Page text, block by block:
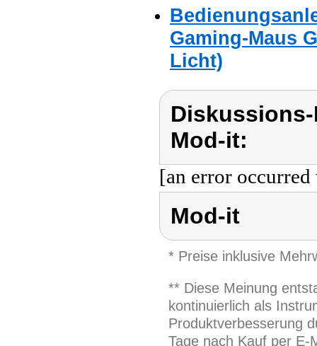
Gaming-Maus
Licht)
Mod-it:
[an error
Mod-it
* Preise inklusive
** Diese Meinung
kontinuierlich als
Produktverbesserung
Tage nach Kauf per E-